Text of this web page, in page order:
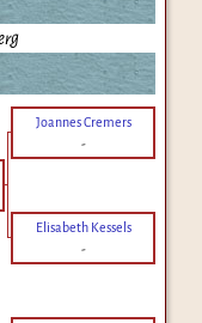
Joannes Cremers
-
Elisabeth Kessels
-